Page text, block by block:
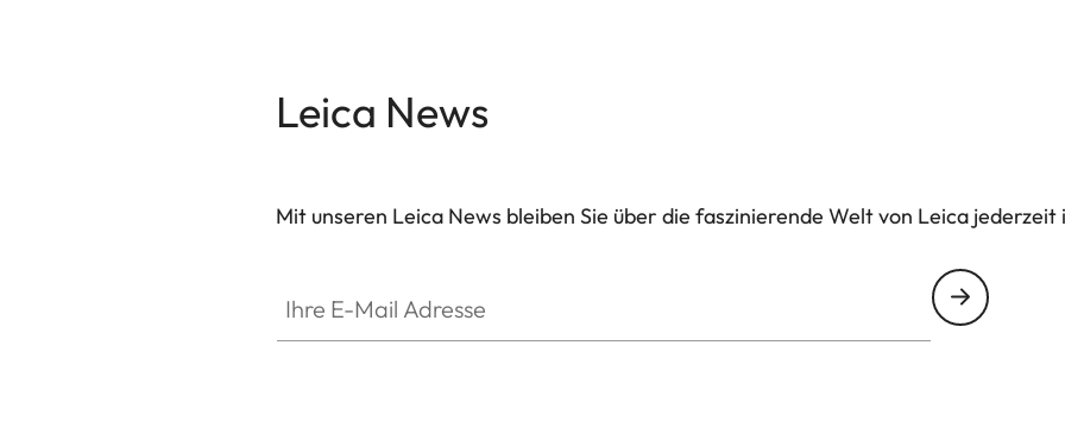
Leica News
Mit unseren Leica News bleiben Sie über die faszinierende Welt von Leica